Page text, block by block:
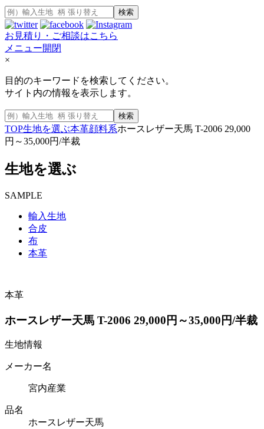
検索
お見積り・ご相談はこちら
メニュー開閉
×
目的のキーワードを検索してください。
サイト内の情報を表示します。
検索
TOP生地を選ぶ本革顔料系ホースレザー天馬 T-2006 29,000
円～35,000円/半裁
生地を選ぶ
SAMPLE
輸入生地
合皮
布
本革
本革
ホースレザー天馬 T-2006 29,000円～35,000円/半裁
生地情報
メーカー名
宮内産業
品名
ホースレザー天馬